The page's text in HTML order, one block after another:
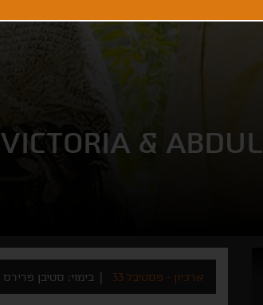
VICTORIA & ABDUL
ארכיון - פסטיבל 33 בימוי: סטיבן פרירס